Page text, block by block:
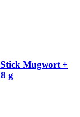
Mugwort +
g